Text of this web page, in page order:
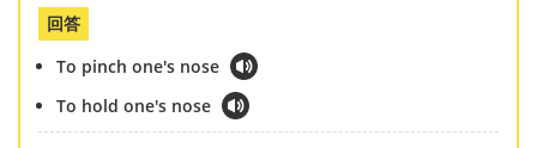
回答
To pinch one's nose
To hold one's nose